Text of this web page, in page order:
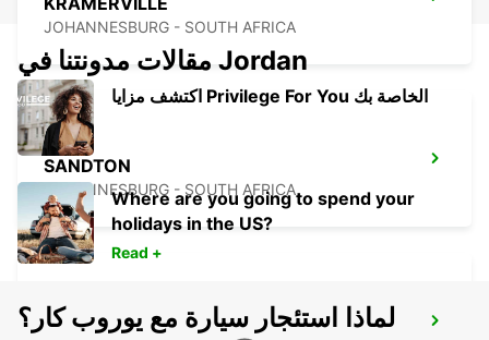
JOHANNESBURG - SOUTH AFRICA
SANDTON
JOHANNESBURG - SOUTH AFRICA
MIDRAND
مقالات مدونتنا في Jordan
اكتشف مزايا Privilege For You الخاصة بك
Where are you going to spend your
holidays in the US?
Read +
لماذا استئجار سيارة مع يوروب كار؟